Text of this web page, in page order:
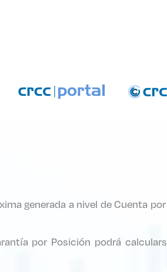
generada a nivel de Cuenta
por Posición podrá